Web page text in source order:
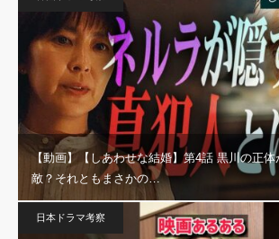
【動画】【しあわせな結婚】第4話 黒川の正
敵？それともまさかの…
日本ドラマ考察